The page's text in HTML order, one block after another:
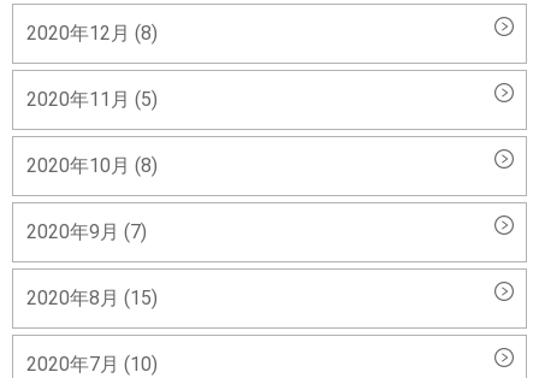
2020年12月 (8)
2020年11月 (5)
2020年10月 (8)
2020年9月 (7)
2020年8月 (15)
2020年7月 (10)